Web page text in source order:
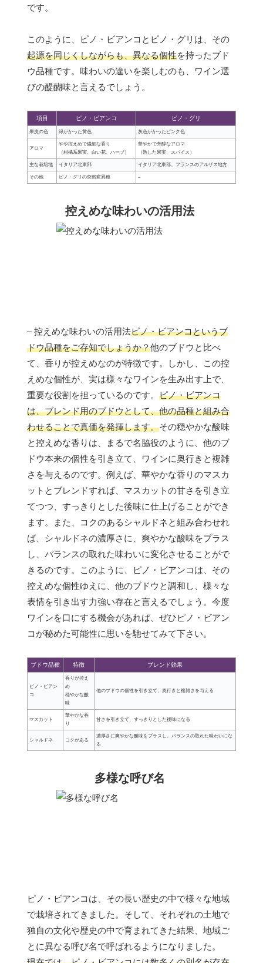
です。
このように、ピノ・ビアンコとピノ・グリは、その
起源を同じくしながらも、異なる個性を持ったブド
ウ品種です。味わいの違いを楽しむのも、ワイン選
びの醍醐味と言えるでしょう。
項目 ピノ・ビアンコ ピノ・グリ
果皮の色 緑がかった黄色 灰色がかったピンク色
アロマ
やや控えめで繊細な香り
（柑橘系果実、白い花、ハーブ）
華やかで芳醇なアロマ
（熟した果実、スパイス）
主な栽培地 イタリア北東部 イタリア北東部、フランスのアルザス地方
その他 ピノ・グリの突然変異種 –
控えめな味わいの活用法
– 控えめな味わいの活用法ピノ・ビアンコというブ
ドウ品種をご存知でしょうか？他のブドウと比べ
て、香りが控えめなのが特徴です。しかし、この控
えめな個性が、実は様々なワインを生み出す上で、
重要な役割を担っているのです。 ピノ・ビアンコ
は、ブレンド用のブドウとして、他の品種と組み合
わせることで真価を発揮します。その穏やかな酸味
と控えめな香りは、まるで名脇役のように、他のブ
ドウ本来の個性を引き立て、ワインに奥行きと複雑
さを与えるのです。例えば、華やかな香りのマスカ
ットとブレンドすれば、マスカットの甘さを引き立
てつつ、すっきりとした後味に仕上げることができ
ます。また、コクのあるシャルドネと組み合わせれ
ば、シャルドネの濃厚さに、爽やかな酸味をプラス
し、バランスの取れた味わいに変化させることがで
きるのです。このように、ピノ・ビアンコは、その
控えめな個性ゆえに、他のブドウと調和し、様々な
表情を引き出す力強い存在と言えるでしょう。今度
ワインを口にする機会があれば、ぜひピノ・ビアン
コが秘めた可能性に思いを馳せてみて下さい。
ブドウ品種 特徴 ブレンド効果
ピノ・ビアン
コ
香りが控え
め
穏やかな酸
味
他のブドウの個性を引き立て、奥行きと複雑さを与える
マスカット
華やかな香
り
甘さを引き立て、すっきりとした後味になる
シャルドネ コクがある
濃厚さに爽やかな酸味をプラスし、バランスの取れた味わいにな
る
多様な呼び名
ピノ・ビアンコは、その長い歴史の中で様々な地域
で栽培されてきました。そして、それぞれの土地で
独自の文化や歴史の中で育まれてきた結果、地域ご
とに異なる呼び名で呼ばれるようになりました。